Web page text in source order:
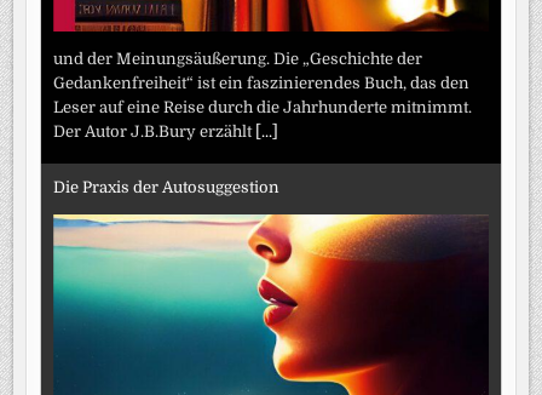
und der Meinungsäußerung. Die „Geschichte der
Gedankenfreiheit“ ist ein faszinierendes Buch, das den
Leser auf eine Reise durch die Jahrhunderte mitnimmt.
Der Autor J.B.Bury erzählt [...]
Die Praxis der Autosuggestion